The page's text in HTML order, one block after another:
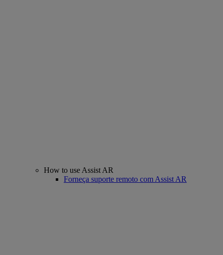
How to use Assist AR
Forneça suporte remoto com Assist AR